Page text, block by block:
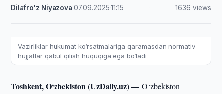
Dilafro'z Niyazova ·07.09.2025 ·11:15 1636 views
Vazirliklar hukumat ko‘rsatmalariga qaramasdan normativ
hujjatlar qabul qilish huquqiga ega bo‘ladi
Toshkent, O‘zbekiston (UzDaily.uz) —O‘zbekiston